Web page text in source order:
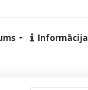
Informācija